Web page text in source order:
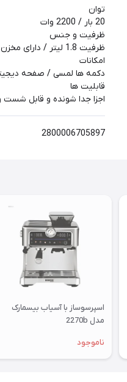
توان
20 بار / 2200 وات
ظرفیت و جنس
ظرفیت 1.8 لیتر / دارای مخزن شیر
امکانات
دکمه ها لمسی / صفحه
قابلیت ها
اجزا جدا شونده و قابل شست
2800006705897
اسپرسوساز با آسياب بیسمارک
مدل 2270b
ناموجود